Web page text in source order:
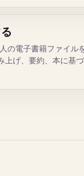
の電子書籍ファイル
げ、要約、本に基